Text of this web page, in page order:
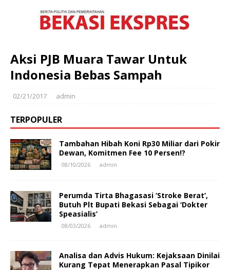
Aksi PJB Muara Tawar Untuk
Indonesia Bebas Sampah
02/21/2017 admin
TERPOPULER
Tambahan Hibah Koni Rp30 Miliar dari Pokir
Dewan, Komitmen Fee 10 Persen!?
08/10/2026 admin
Perumda Tirta Bhagasasi ‘Stroke Berat’,
Butuh Plt Bupati Bekasi Sebagai ‘Dokter
Speasialis’
08/03/2026 admin
Analisa dan Advis Hukum: Kejaksaan Dinilai
Kurang Tepat Menerapkan Pasal Tipikor